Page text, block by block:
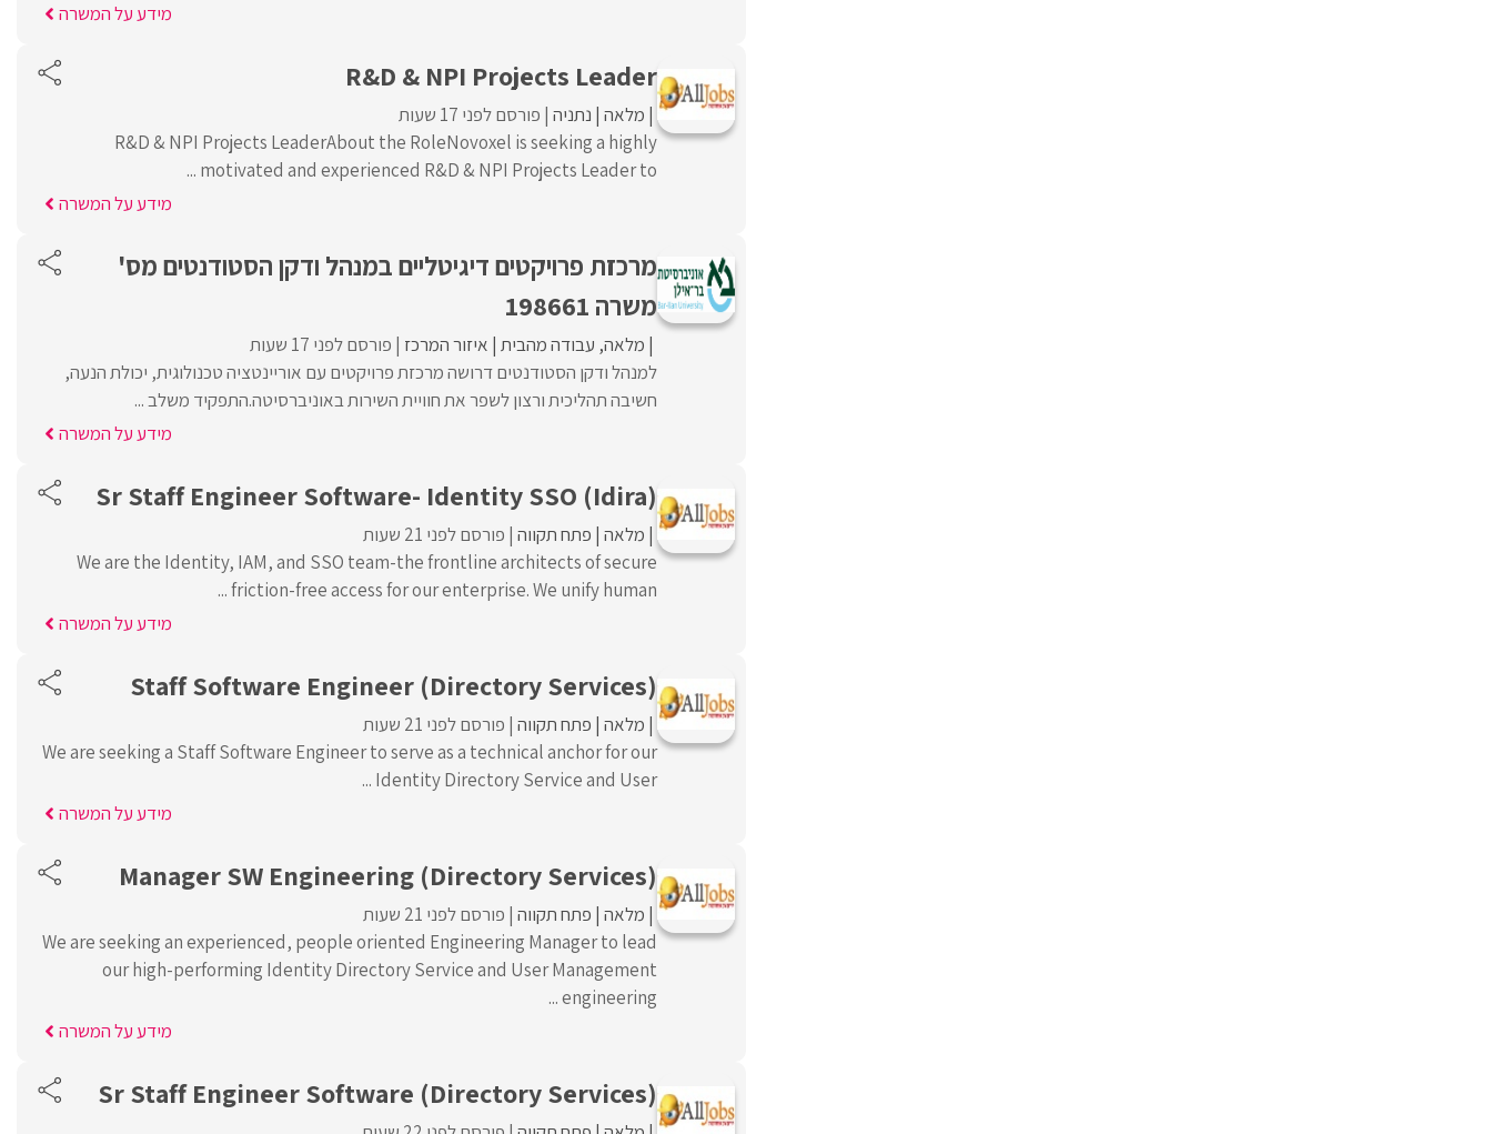
מידע על המשרה
R&D & NPI Projects Leader
מלאה נתניה פורסם לפני 17 שעות
R&D & NPI Projects LeaderAbout the RoleNovoxel is seeking a highly
motivated and experienced R&D & NPI Projects Leader to ...
מידע על המשרה
מרכזת פרויקטים דיגיטליים במנהל ודקן הסטודנטים מס'
משרה 198661
מלאה עבודה מהבית איזור המרכז פורסם לפני 17 שעות
למנהל ודקן הסטודנטים דרושה מרכזת פרויקטים עם אוריינטציה טכנולוגית, יכולת הנעה,
חשיבה תהליכית ורצון לשפר את חוויית השירות באוניברסיטה.התפקיד משלב ...
מידע על המשרה
Sr Staff Engineer Software- Identity SSO (Idira)
מלאה פתח תקווה פורסם לפני 21 שעות
We are the Identity, IAM, and SSO team-the frontline architects of secure
friction-free access for our enterprise. We unify human ...
מידע על המשרה
Staff Software Engineer (Directory Services)
מלאה פתח תקווה פורסם לפני 21 שעות
We are seeking a Staff Software Engineer to serve as a technical anchor for our
Identity Directory Service and User ...
מידע על המשרה
Manager SW Engineering (Directory Services)
מלאה פתח תקווה פורסם לפני 21 שעות
We are seeking an experienced, people oriented Engineering Manager to lead
our high-performing Identity Directory Service and User Management
engineering ...
מידע על המשרה
Sr Staff Engineer Software (Directory Services)